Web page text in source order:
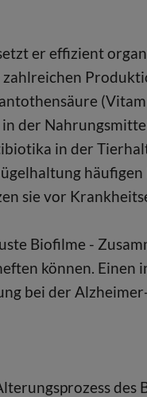
er effizient
der
in der
sie vor
Biofilme -
können. Einen
bei der
des